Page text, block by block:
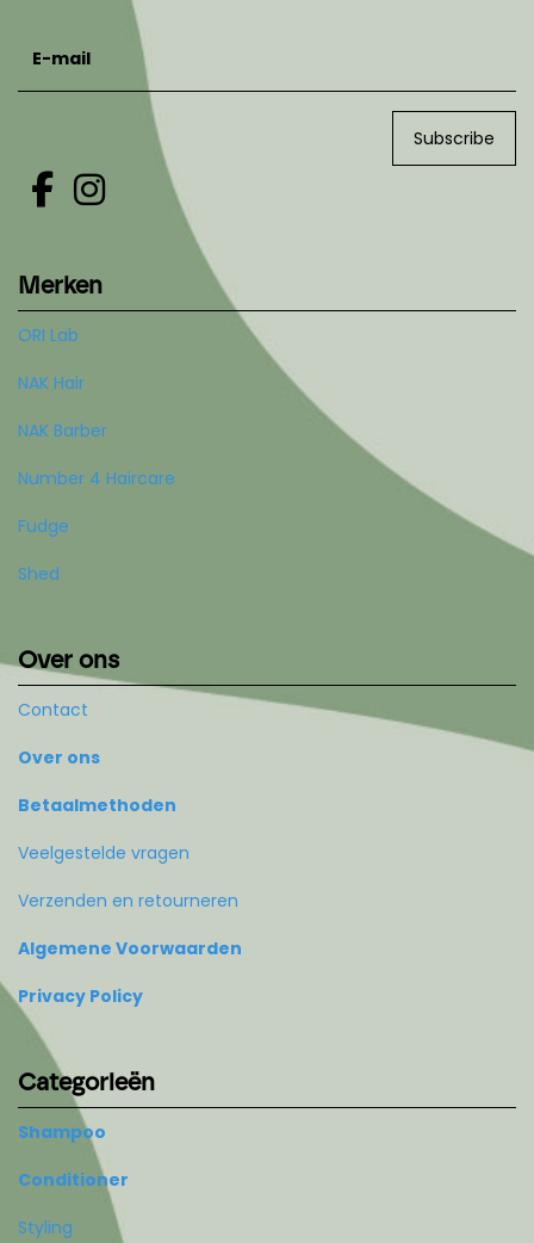
Subscribe
Merken
ORI Lab
NAK Hair
NAK Barber
Number 4 Haircare
Fudge
Shed
Over ons
Contact
Over ons
Betaalmethoden
Veelgestelde vragen
Verzenden en retourneren
Algemene Voorwaarden
Privacy Policy
Categorieën
Shampoo
Conditioner
Styling